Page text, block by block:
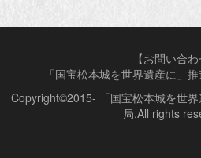
【お問い合わ
「国宝松本城を世界遺産に」
Copyright©2015- 「国宝松本城を世
局.All rights